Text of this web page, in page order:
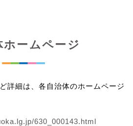
ホームページ
詳細は、各自治体のホームページ
630_000143.html